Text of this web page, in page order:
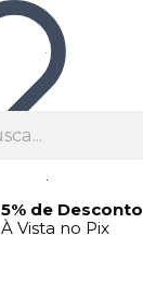
5% de Desconto
À Vista no Pix